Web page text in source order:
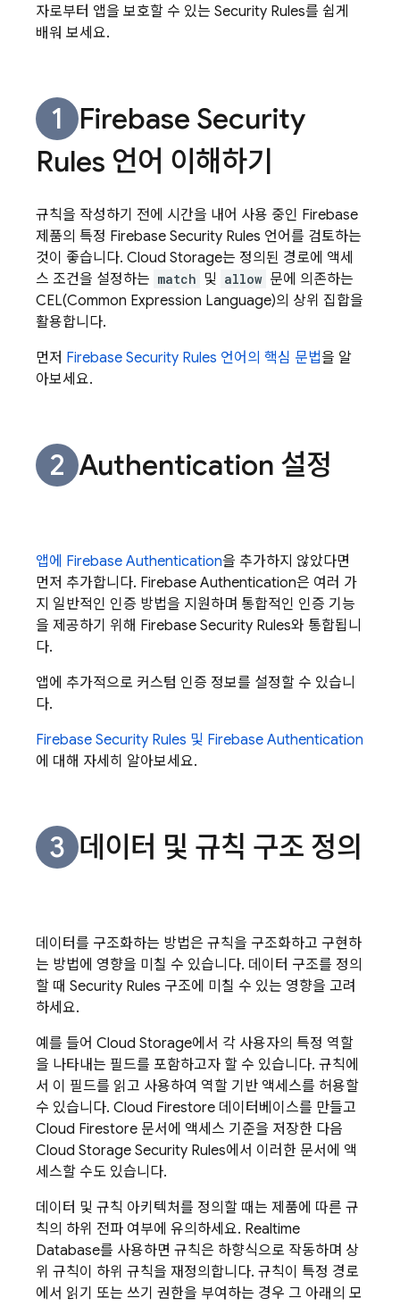
자로부터 앱을 보호할 수 있는 Security Rules를 쉽게
배워 보세요.
Firebase Security
Rules 언어 이해하기
규칙을 작성하기 전에 시간을 내어 사용 중인 Firebase
제품의 특정 Firebase Security Rules 언어를 검토하는
것이 좋습니다. Cloud Storage는 정의된 경로에 액세
스 조건을 설정하는 match 및 allow 문에 의존하는
CEL(Common Expression Language)의 상위 집합을
활용합니다.
먼저 Firebase Security Rules 언어의 핵심 문법을 알
아보세요.
Authentication 설정
앱에 Firebase Authentication을 추가하지 않았다면
먼저 추가합니다. Firebase Authentication은 여러 가
지 일반적인 인증 방법을 지원하며 통합적인 인증 기능
을 제공하기 위해 Firebase Security Rules와 통합됩니
다.
앱에 추가적으로 커스텀 인증 정보를 설정할 수 있습니
다.
Firebase Security Rules 및 Firebase Authentication
에 대해 자세히 알아보세요.
데이터 및 규칙 구조 정의
데이터를 구조화하는 방법은 규칙을 구조화하고 구현하
는 방법에 영향을 미칠 수 있습니다. 데이터 구조를 정의
할 때 Security Rules 구조에 미칠 수 있는 영향을 고려
하세요.
예를 들어 Cloud Storage에서 각 사용자의 특정 역할
을 나타내는 필드를 포함하고자 할 수 있습니다. 규칙에
서 이 필드를 읽고 사용하여 역할 기반 액세스를 허용할
수 있습니다. Cloud Firestore 데이터베이스를 만들고
Cloud Firestore 문서에 액세스 기준을 저장한 다음
Cloud Storage Security Rules에서 이러한 문서에 액
세스할 수도 있습니다.
데이터 및 규칙 아키텍처를 정의할 때는 제품에 따른 규
칙의 하위 전파 여부에 유의하세요. Realtime
Database를 사용하면 규칙은 하향식으로 작동하며 상
위 규칙이 하위 규칙을 재정의합니다. 규칙이 특정 경로
에서 읽기 또는 쓰기 권한을 부여하는 경우 그 아래의 모